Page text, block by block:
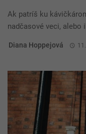
Ak patríš ku
nadčasové veci, alebo
Diana Hoppejová